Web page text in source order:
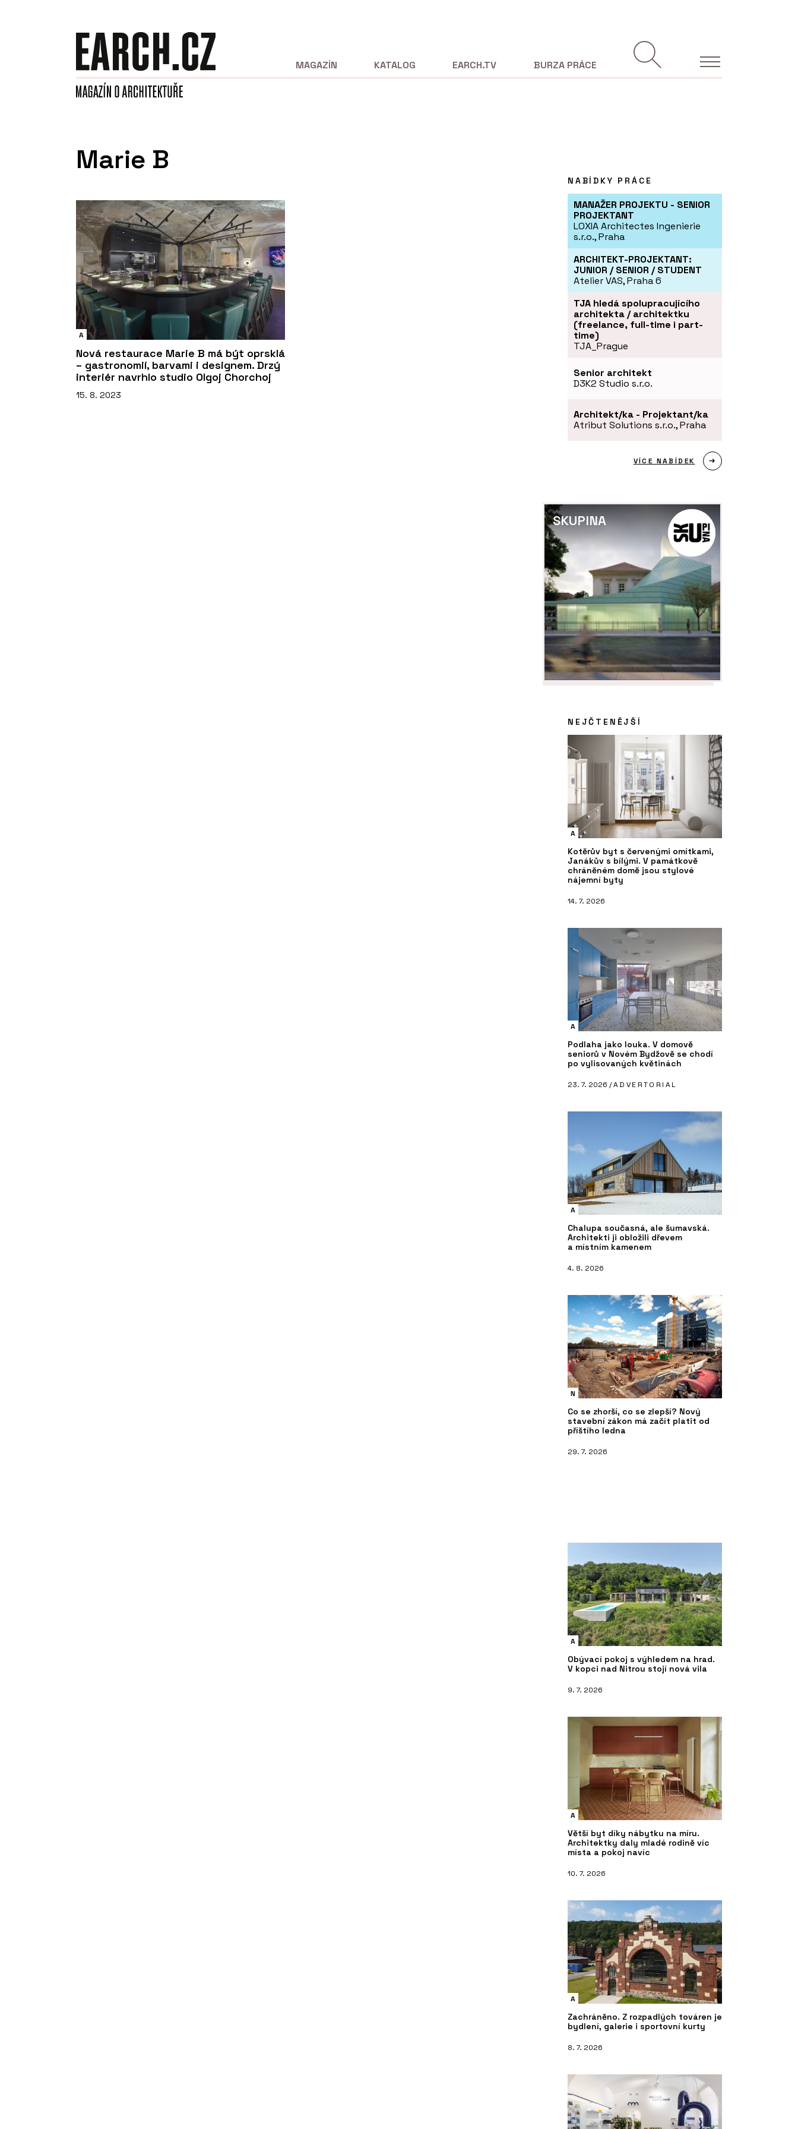
MAGAZÍN KATALOG EARCH.TV BURZA PRÁCE
Marie B
A
Nová restaurace Marie B má být oprsklá
– gastronomií, barvami i designem. Drzý
interiér navrhlo studio Olgoj Chorchoj
15. 8. 2023
NABÍDKY PRÁCE
MANAŽER PROJEKTU - SENIOR
PROJEKTANT
LOXIA Architectes Ingenierie
s.r.o., Praha
ARCHITEKT-PROJEKTANT:
JUNIOR / SENIOR / STUDENT
Atelier VAS, Praha 6
TJA hledá spolupracujícího
architekta / architektku
(freelance, full-time i part-
time)
TJA_Prague
Senior architekt
D3K2 Studio s.r.o.
Architekt/ka - Projektant/ka
Atribut Solutions s.r.o., Praha
VÍCE NABÍDEK
SKUPINA
NEJČTENĚJŠÍ
A
Kotěrův byt s červenými omítkami,
Janákův s bílými. V památkově
chráněném domě jsou stylové
nájemní byty
14. 7. 2026
A
Podlaha jako louka. V domově
seniorů v Novém Bydžově se chodí
po vylisovaných květinách
23. 7. 2026 /ADVERTORIAL
A
Chalupa současná, ale šumavská.
Architekti ji obložili dřevem
a místním kamenem
4. 8. 2026
N
Co se zhorší, co se zlepší? Nový
stavební zákon má začít platit od
příštího ledna
29. 7. 2026
A
Obývací pokoj s výhledem na hrad.
V kopci nad Nitrou stojí nová vila
9. 7. 2026
A
Větší byt díky nábytku na míru.
Architektky daly mladé rodině víc
místa a pokoj navíc
10. 7. 2026
A
Zachráněno. Z rozpadlých továren je
bydlení, galerie i sportovní kurty
8. 7. 2026